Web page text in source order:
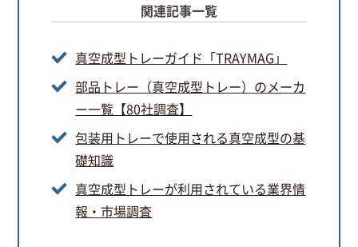
関連記事一覧
真空成型トレーガイド「TRAYMAG」
部品トレー（真空成型トレー）のメーカ
ー一覧【80社調査】
包装用トレーで使用される真空成型の基
礎知識
真空成型トレーが利用されている業界情
報・市場調査